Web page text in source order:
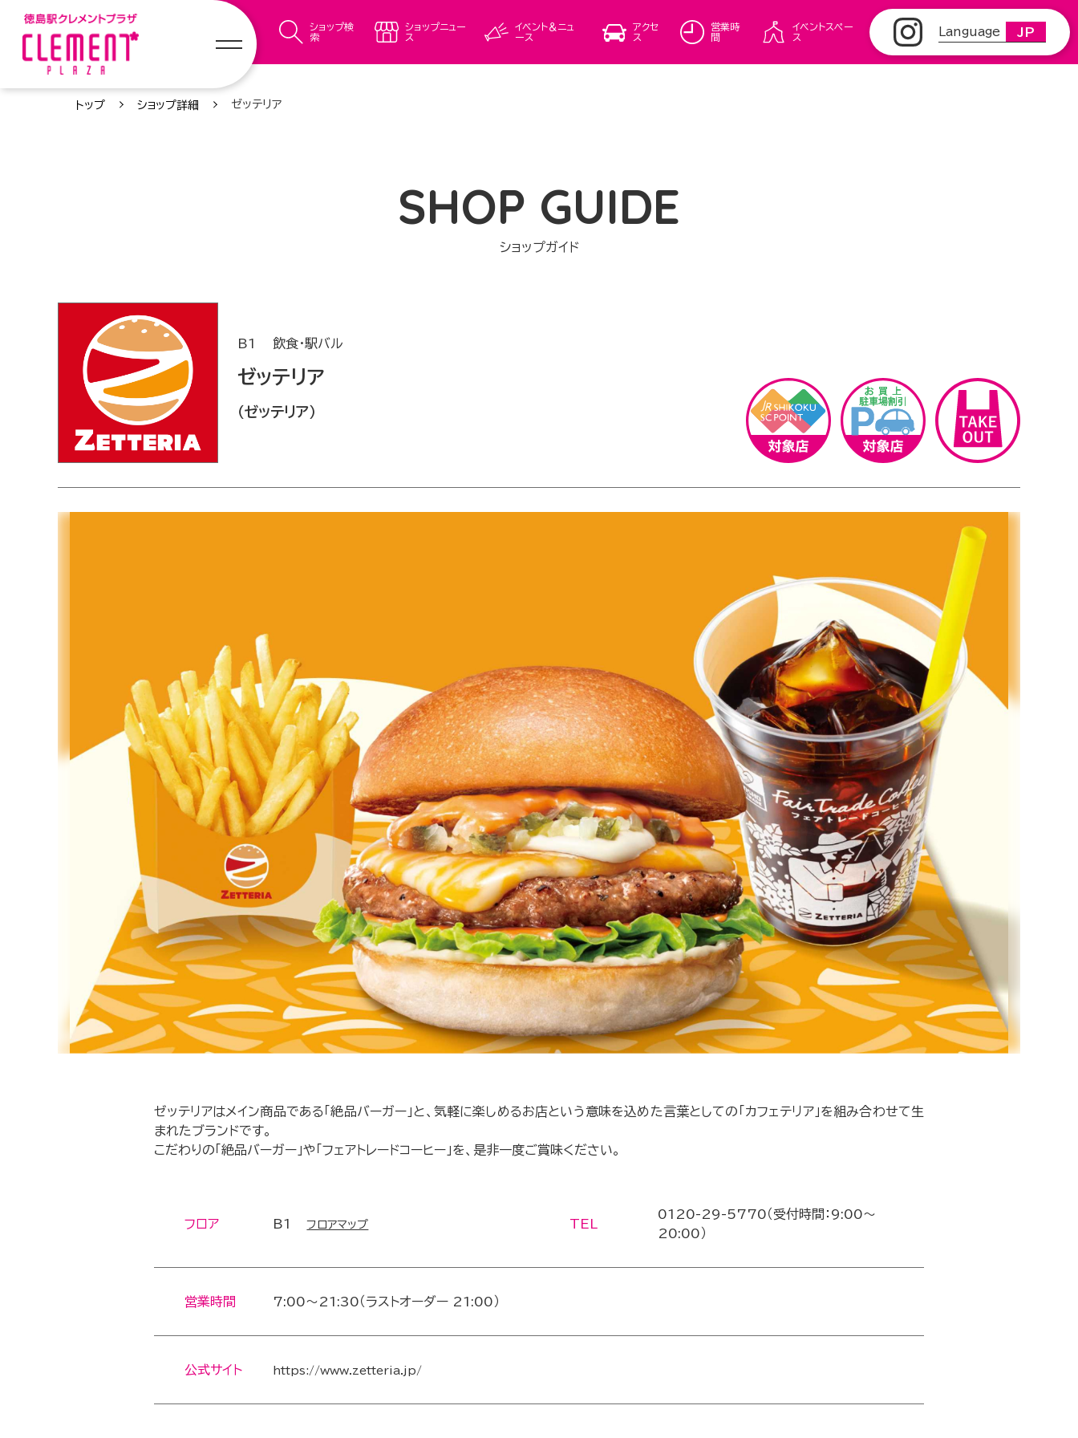
ショップ検
索
ショップニュー
ス
イベント＆ニュ
ース
アクセ
ス
営業時
間
イベントスペー
ス
Language JP
トップ ショップ詳細 ゼッテリア
SHOP GUIDE
ショップガイド
B1 飲食・駅バル
ゼッテリア
ゼッテリア
ゼッテリアはメイン商品である「絶品バーガー」と、気軽に楽しめるお店という意味を込めた言葉としての「カフェテリア」を組み合わせて生
まれたブランドです。
こだわりの「絶品バーガー」や「フェアトレードコーヒー」を、是非一度ご賞味ください。
フロア B1 フロアマップ TEL
0120-29-5770（受付時間：9:00～
20:00）
営業時間 7:00～21:30（ラストオーダー 21:00）
公式サイト https://www.zetteria.jp/